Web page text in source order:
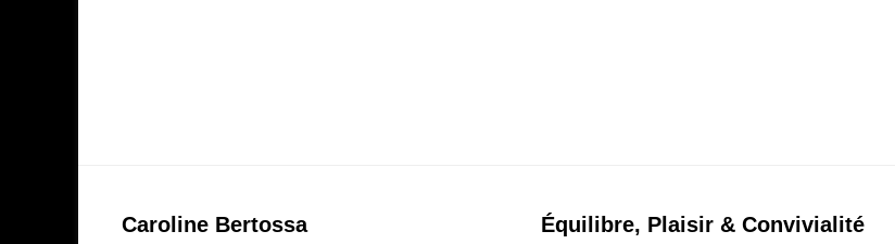
Caroline Bertossa Équilibre, Plaisir & Convivialité